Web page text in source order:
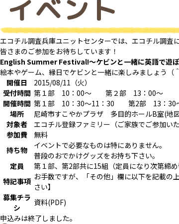
エコチル調査兵庫ユニットセンターでは、エコチル調査
皆さまのご参加をお待ちしています！
English Summer Festival!～ケビンと一緒に英語で遊
絵本やゲーム、縁日でケビンと一緒に楽しみましょう（
開催日
2015/08/11（火）
受付時間 第１部 10：00～ 第２部 13：00～
開催時間 第１部 10：30～11：30 第2部 13：30
場所
尼崎市すこやかプラザ 多目的ホールB室(地
対象者
エコチル登録ファミリー（ご家族でご参加いた
参加費
無料
持ち物
イベントで必要なものは特にありません。
普段のおでかけグッズをお持ち下さい。
定員
第１部、第2部共に15組（定員になり次第締め
特記事項 お手数ですが、「その他」欄に以下を記載の
さい】
募集チラ
シ
資料(PDF)
申込みは終了しました。